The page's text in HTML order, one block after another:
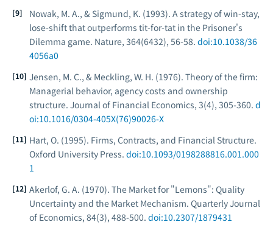
Nowak, M. A., & Sigmund, K. (1993). A strategy of win-stay,
lose-shift that outperforms tit-for-tat in the Prisoner's
Dilemma game. Nature, 364(6432), 56-58. doi:10.1038/36
4056a0
Jensen, M. C., & Meckling, W. H. (1976). Theory of the firm:
Managerial behavior, agency costs and ownership
structure. Journal of Financial Economics, 3(4), 305-360. d
oi:10.1016/0304-405X(76)90026-X
Hart, O. (1995). Firms, Contracts, and Financial Structure.
Oxford University Press. doi:10.1093/0198288816.001.000
1
Akerlof, G. A. (1970). The Market for "Lemons": Quality
Uncertainty and the Market Mechanism. Quarterly Journal
of Economics, 84(3), 488-500. doi:10.2307/1879431